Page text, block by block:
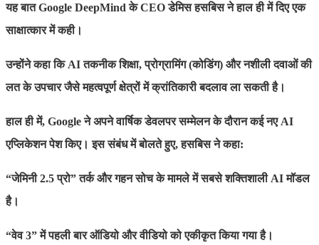
यह बात Google DeepMind के CEO डेमिस हसबिस ने हाल ही में दिए एक
साक्षात्कार में कही।
उन्होंने कहा कि AI तकनीक शिक्षा, प्रोग्रामिंग (कोडिंग) और नशीली दवाओं की
लत के उपचार जैसे महत्वपूर्ण क्षेत्रों में क्रांतिकारी बदलाव ला सकती है।
हाल ही में, Google ने अपने वार्षिक डेवलपर सम्मेलन के दौरान कई नए AI
एप्लिकेशन पेश किए। इस संबंध में बोलते हुए, हसबिस ने कहा:
“जेमिनी 2.5 प्रो” तर्क और गहन सोच के मामले में सबसे शक्तिशाली AI मॉडल
है।
“वेव 3” में पहली बार ऑडियो और वीडियो को एकीकृत किया गया है।